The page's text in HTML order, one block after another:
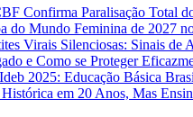
Confirma Paralisação Total
do Mundo Feminina de 2027
Virais Silenciosas: Sinais de
e Como se Proteger
Ideb 2025: Educação Básica
em 20 Anos, Mas